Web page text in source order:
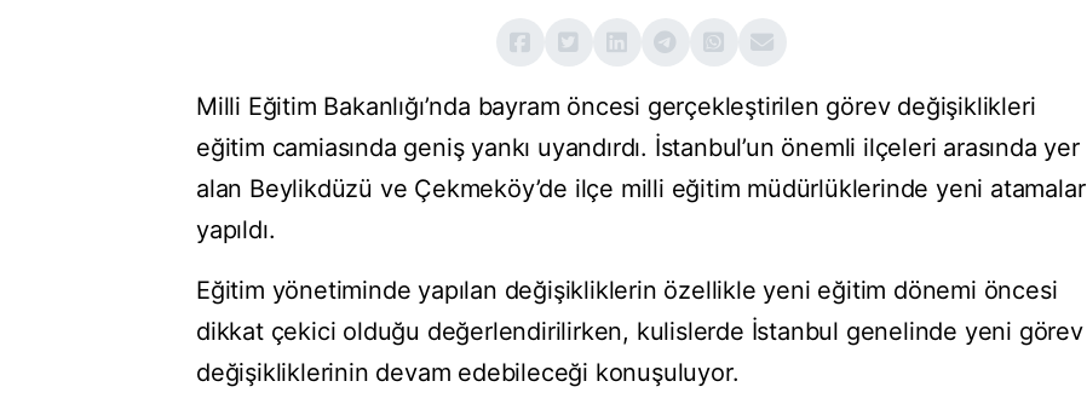
Milli Eğitim Bakanlığı’nda bayram öncesi gerçekleştirilen görev değişiklikleri
eğitim camiasında geniş yankı uyandırdı. İstanbul’un önemli ilçeleri arasında yer
alan Beylikdüzü ve Çekmeköy’de ilçe milli eğitim müdürlüklerinde yeni atamalar
yapıldı.
Eğitim yönetiminde yapılan değişikliklerin özellikle yeni eğitim dönemi öncesi
dikkat çekici olduğu değerlendirilirken, kulislerde İstanbul genelinde yeni görev
değişikliklerinin devam edebileceği konuşuluyor.